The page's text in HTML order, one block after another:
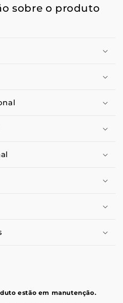
sobre o produto
estão em manutenção.